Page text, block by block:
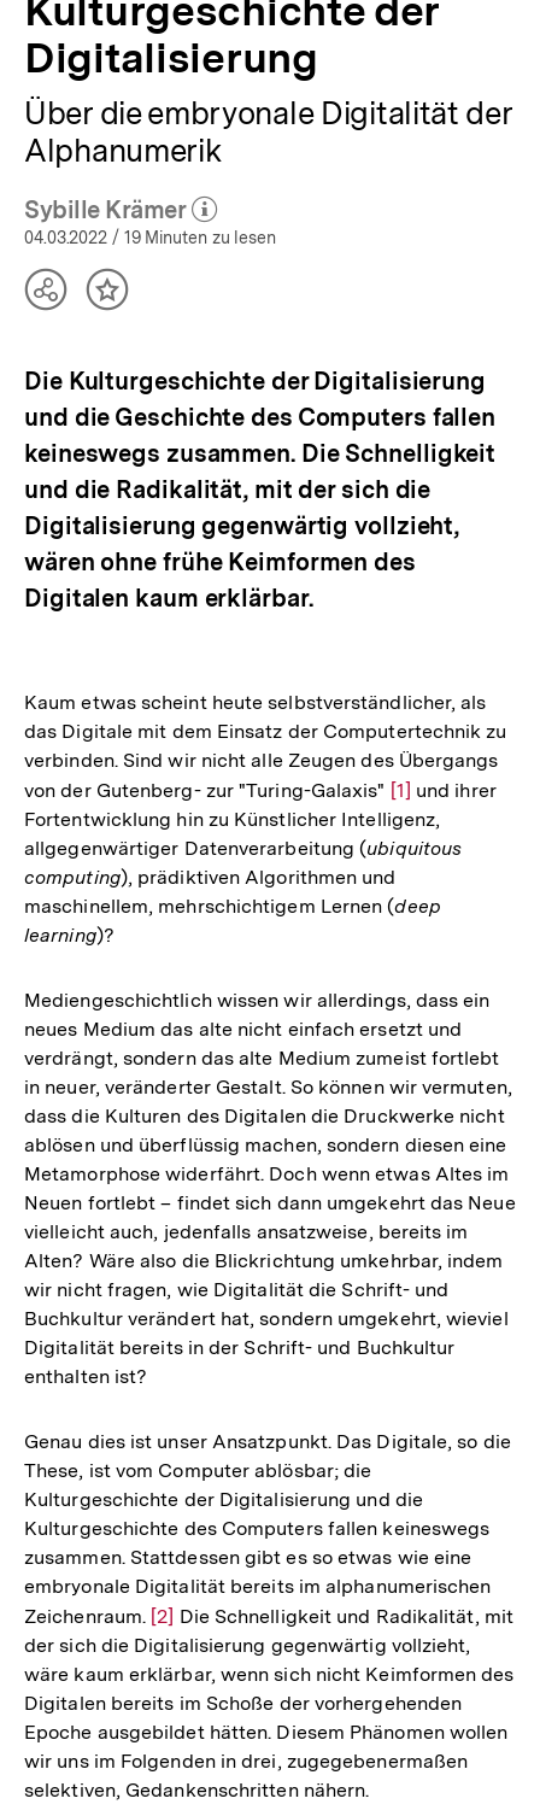
Kulturgeschichte der
Digitalisierung
Über die embryonale Digitalität der
Alphanumerik
Sybille Krämer
(Mehr zum Autor)
öffnen
04.03.2022 / 19 Minuten zu lesen
TeilenInhalt
Die Kulturgeschichte der Digitalisierung
und die Geschichte des Computers fallen
keineswegs zusammen. Die Schnelligkeit
und die Radikalität, mit der sich die
Digitalisierung gegenwärtig vollzieht,
wären ohne frühe Keimformen des
Digitalen kaum erklärbar.
Kaum etwas scheint heute selbstverständlicher, als
das Digitale mit dem Einsatz der Computertechnik zu
verbinden. Sind wir nicht alle Zeugen des Übergangs
von der Gutenberg- zur "Turing-Galaxis" Zur
Auflösung
der
Fußnote
[1] und ihrer
Fortentwicklung hin zu Künstlicher Intelligenz,
allgegenwärtiger Datenverarbeitung (ubiquitous
computing), prädiktiven Algorithmen und
maschinellem, mehrschichtigem Lernen (deep
learning)?
Mediengeschichtlich wissen wir allerdings, dass ein
neues Medium das alte nicht einfach ersetzt und
verdrängt, sondern das alte Medium zumeist fortlebt
in neuer, veränderter Gestalt. So können wir vermuten,
dass die Kulturen des Digitalen die Druckwerke nicht
ablösen und überflüssig machen, sondern diesen eine
Metamorphose widerfährt. Doch wenn etwas Altes im
Neuen fortlebt – findet sich dann umgekehrt das Neue
vielleicht auch, jedenfalls ansatzweise, bereits im
Alten? Wäre also die Blickrichtung umkehrbar, indem
wir nicht fragen, wie Digitalität die Schrift- und
Buchkultur verändert hat, sondern umgekehrt, wieviel
Digitalität bereits in der Schrift- und Buchkultur
enthalten ist?
Genau dies ist unser Ansatzpunkt. Das Digitale, so die
These, ist vom Computer ablösbar; die
Kulturgeschichte der Digitalisierung und die
Kulturgeschichte des Computers fallen keineswegs
zusammen. Stattdessen gibt es so etwas wie eine
embryonale Digitalität bereits im alphanumerischen
Zeichenraum. Zur
Auflösung
der
Fußnote
[2] Die Schnelligkeit und Radikalität, mit
der sich die Digitalisierung gegenwärtig vollzieht,
wäre kaum erklärbar, wenn sich nicht Keimformen des
Digitalen bereits im Schoße der vorhergehenden
Epoche ausgebildet hätten. Diesem Phänomen wollen
wir uns im Folgenden in drei, zugegebenermaßen
selektiven, Gedankenschritten nähern.